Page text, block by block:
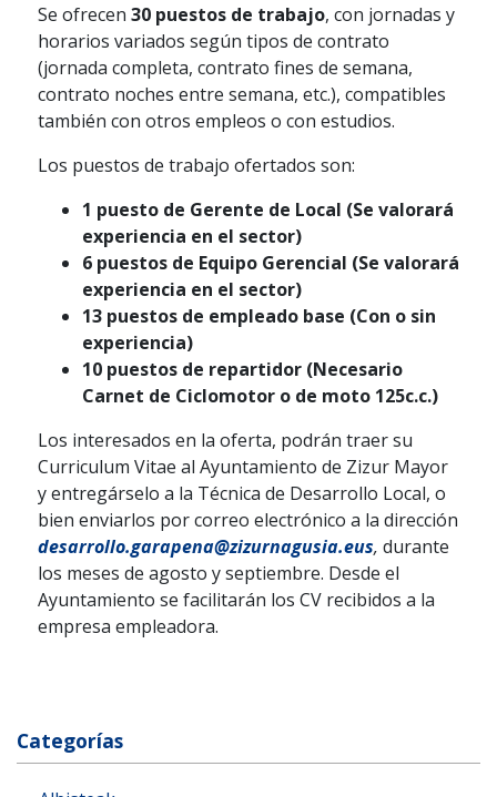
Se ofrecen 30 puestos de trabajo, con jornadas y
horarios variados según tipos de contrato
(jornada completa, contrato fines de semana,
contrato noches entre semana, etc.), compatibles
también con otros empleos o con estudios.
Los puestos de trabajo ofertados son:
1 puesto de Gerente de Local (Se valorará
experiencia en el sector)
6 puestos de Equipo Gerencial (Se valorará
experiencia en el sector)
13 puestos de empleado base (Con o sin
experiencia)
10 puestos de repartidor (Necesario
Carnet de Ciclomotor o de moto 125c.c.)
Los interesados en la oferta, podrán traer su
Curriculum Vitae al Ayuntamiento de Zizur Mayor
y entregárselo a la Técnica de Desarrollo Local, o
bien enviarlos por correo electrónico a la dirección
desarrollo.garapena@zizurnagusia.eus, durante
los meses de agosto y septiembre. Desde el
Ayuntamiento se facilitarán los CV recibidos a la
empresa empleadora.
Categorías